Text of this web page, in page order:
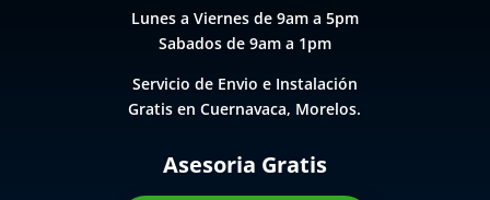
Lunes a Viernes de 9am a 5pm
Sabados de 9am a 1pm
Servicio de Envio e Instalación
Gratis en Cuernavaca, Morelos.
Asesoria Gratis